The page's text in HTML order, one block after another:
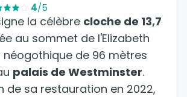
4/5
la célèbre cloche de 13,7
au sommet de l'Elizabeth
néogothique de 96 mètres
palais de Westminster.
de sa restauration en 2022,